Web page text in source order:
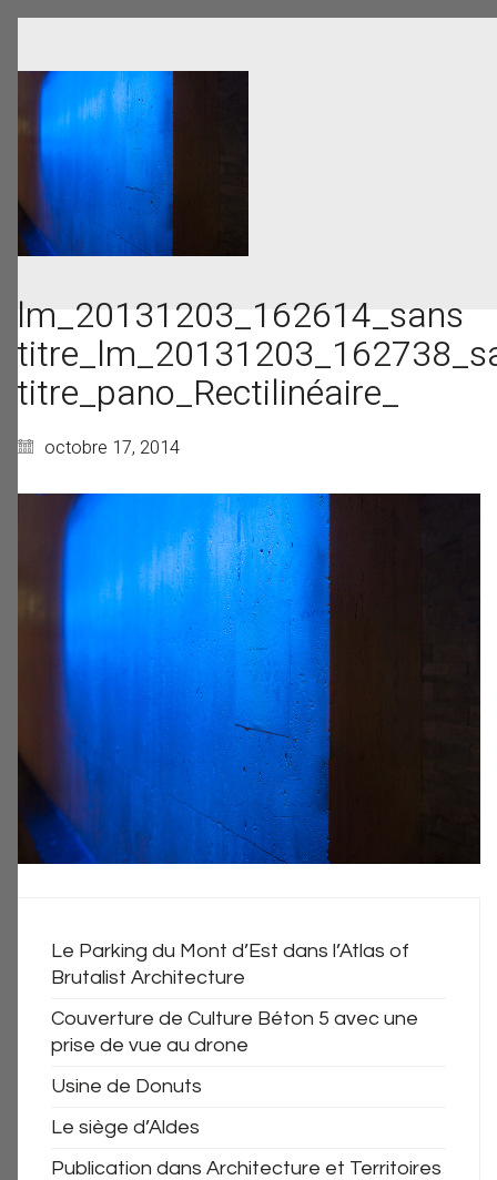
lm_20131203_162614_sans
titre_pano_Rectilinéaire_
octobre 17, 2014
Le Parking du Mont d’Est dans l’Atlas of
Brutalist Architecture
Couverture de Culture Béton 5 avec une
prise de vue au drone
Usine de Donuts
Le siège d’Aldes
Publication dans Architecture et Territoires